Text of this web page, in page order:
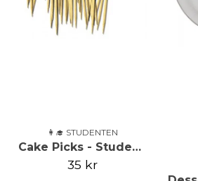
👩‍🎓 STUDENTEN
Cake Picks - Studentmössa
35 kr